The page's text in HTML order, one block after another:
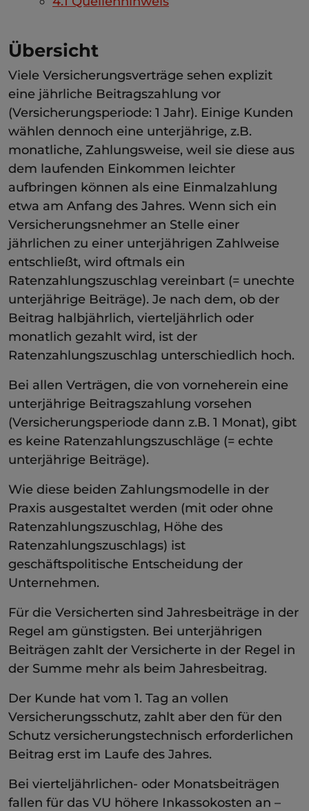
Übersicht
Viele Versicherungsverträge sehen explizit
eine jährliche Beitragszahlung vor
(Versicherungsperiode: 1 Jahr). Einige Kunden
wählen dennoch eine unterjährige, z.B.
monatliche, Zahlungsweise, weil sie diese aus
dem laufenden Einkommen leichter
aufbringen können als eine Einmalzahlung
etwa am Anfang des Jahres. Wenn sich ein
Versicherungsnehmer an Stelle einer
jährlichen zu einer unterjährigen Zahlweise
entschließt, wird oftmals ein
Ratenzahlungszuschlag vereinbart (= unechte
unterjährige Beiträge). Je nach dem, ob der
Beitrag halbjährlich, vierteljährlich oder
monatlich gezahlt wird, ist der
Ratenzahlungszuschlag unterschiedlich hoch.
Bei allen Verträgen, die von vorneherein eine
unterjährige Beitragszahlung vorsehen
(Versicherungsperiode dann z.B. 1 Monat), gibt
es keine Ratenzahlungszuschläge (= echte
unterjährige Beiträge).
Wie diese beiden Zahlungsmodelle in der
Praxis ausgestaltet werden (mit oder ohne
Ratenzahlungszuschlag, Höhe des
Ratenzahlungszuschlags) ist
geschäftspolitische Entscheidung der
Unternehmen.
Für die Versicherten sind Jahresbeiträge in der
Regel am günstigsten. Bei unterjährigen
Beiträgen zahlt der Versicherte in der Regel in
der Summe mehr als beim Jahresbeitrag.
Der Kunde hat vom 1. Tag an vollen
Versicherungsschutz, zahlt aber den für den
Schutz versicherungstechnisch erforderlichen
Beitrag erst im Laufe des Jahres.
Bei vierteljährlichen- oder Monatsbeiträgen
fallen für das VU höhere Inkassokosten an –